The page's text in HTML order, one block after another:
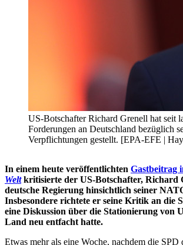
US-Botschafter Richard Grenell hat seit
Forderungen an Deutschland bezüglich
Verpflichtungen gestellt. [EPA-EFE |
In einem heute veröffentlichten Gastbeitrag
Weltkritisierte der US-Botschafter, Richard
deutsche Regierung hinsichtlich seiner
Insbesondere richtete er seine Kritik an die
eine Diskussion über die Stationierung von
Land neu entfacht hatte.
Etwas mehr als eine Woche, nachdem die SPD